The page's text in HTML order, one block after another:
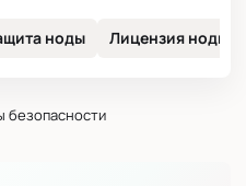
ноды Лицензия ноды
безопасности